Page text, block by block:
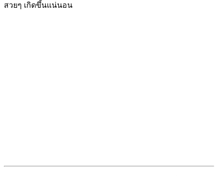
สวยๆ เกิดขึ้นแน่นอน